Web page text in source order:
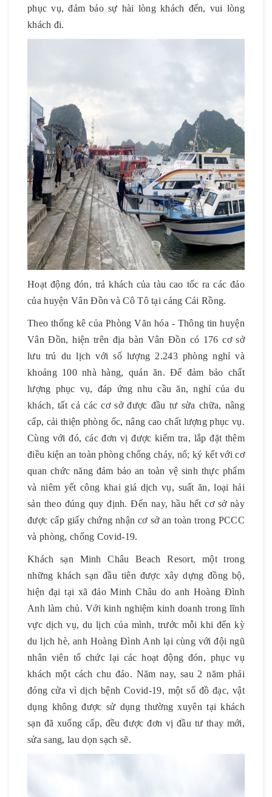
phục vụ, đảm bảo sự hài lòng khách đến, vui lòng
khách đi.
Hoạt động đón, trả khách của tàu cao tốc ra các đảo
của huyện Vân Đồn và Cô Tô tại cảng Cái Rồng.
Theo thống kê của Phòng Văn hóa - Thông tin huyện
Vân Đồn, hiện trên địa bàn Vân Đồn có 176 cơ sở
lưu trú du lịch với số lượng 2.243 phòng nghỉ và
khoảng 100 nhà hàng, quán ăn. Để đảm bảo chất
lượng phục vụ, đáp ứng nhu cầu ăn, nghỉ của du
khách, tất cả các cơ sở được đầu tư sửa chữa, nâng
cấp, cải thiện phòng ốc, nâng cao chất lượng phục vụ.
Cùng với đó, các đơn vị được kiểm tra, lắp đặt thêm
điều kiện an toàn phòng chống cháy, nổ; ký kết với cơ
quan chức năng đảm bảo an toàn vệ sinh thực phẩm
và niêm yết công khai giá dịch vụ, suất ăn, loại hải
sản theo đúng quy định. Đến nay, hầu hết cơ sở này
được cấp giấy chứng nhận cơ sở an toàn trong PCCC
và phòng, chống Covid-19.
Khách sạn Minh Châu Beach Resort, một trong
những khách sạn đầu tiên được xây dựng đồng bộ,
hiện đại tại xã đảo Minh Châu do anh Hoàng Đình
Anh làm chủ. Với kinh nghiệm kinh doanh trong lĩnh
vực dịch vụ, du lịch của mình, trước mỗi khi đến kỳ
du lịch hè, anh Hoàng Đình Anh lại cùng với đội ngũ
nhân viên tổ chức lại các hoạt động đón, phục vụ
khách một cách chu đáo. Năm nay, sau 2 năm phải
đóng cửa vì dịch bệnh Covid-19, một số đồ đạc, vật
dụng không được sử dụng thường xuyên tại khách
sạn đã xuống cấp, đều được đơn vị đầu tư thay mới,
sửa sang, lau dọn sạch sẽ.